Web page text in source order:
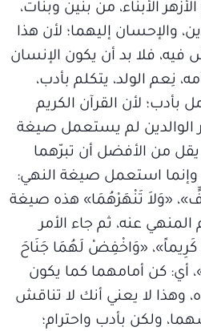
الأبناء، من بنين وبنات،
والإحسان إليهما؛ لأن هذا
فيه، فلا بد أن يكون الإنسان
نِعم الولد، يتكلم بأدب،
بأدب؛ لأن القرآن الكريم
الوالدين لم يستعمل صيغة
من الأفضل أن تبرّهما
استعمل صيغة النهي:
«وَلاَ تَنْهَرْهُمَا» هذه صيغة
عنه، ثم جاء الأمر
«وَاخْفِضْ لَهُمَا جَنَاحَ
أي: كن أمامهما كما يكون
وهذا لا يعني أنك لا تناقش
ولكن بأدب واحترام؛